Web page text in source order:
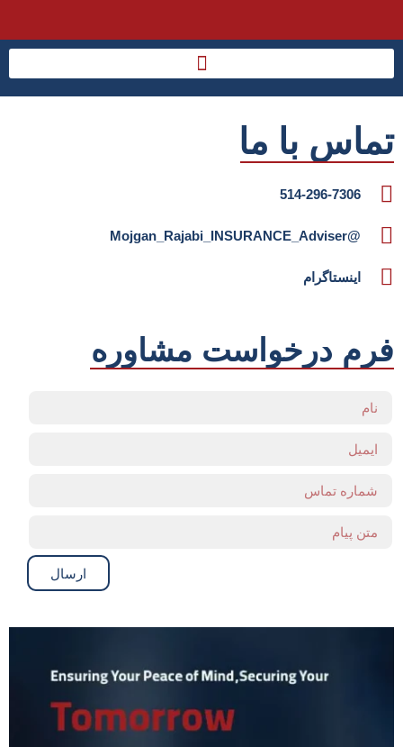
تماس با ما
514-296-7306
@Mojgan_Rajabi_INSURANCE_Adviser
اینستاگرام
فرم درخواست مشاوره
ارسال